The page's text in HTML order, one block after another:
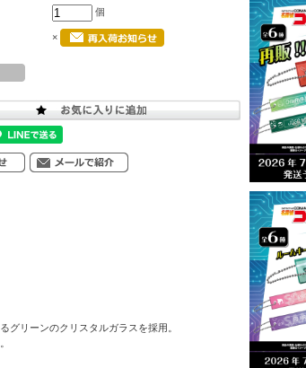
個
×
グリーンのクリスタルガラスを採用。